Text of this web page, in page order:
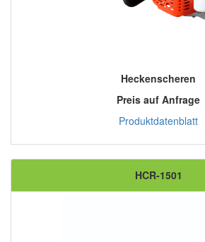
Heckenscheren
Preis auf Anfrage
Produktdatenblatt
HCR-1501